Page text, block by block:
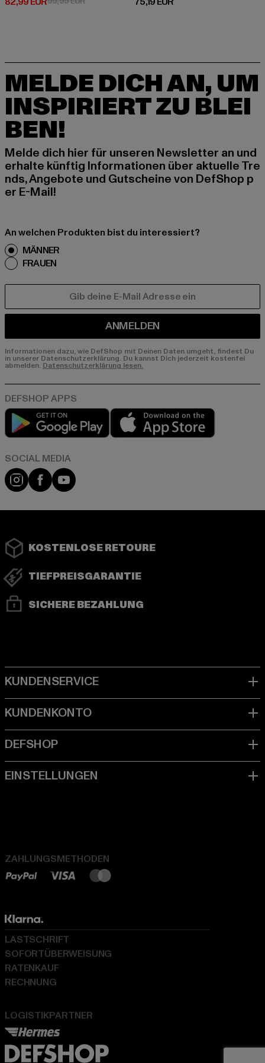
MELDE DICH AN, UM
INSPIRIERT ZU BLEI
BEN!
Melde dich hier für unseren Newsletter an und
erhalte künftig Informationen über aktuelle Tre
nds, Angebote und Gutscheine von DefShop p
er E-Mail!
An welchen Produkten bist du interessiert?
MÄNNER
FRAUEN
ANMELDEN
Informationen dazu, wie DefShop mit Deinen Daten umgeht, findest Du
in unserer Datenschutzerklärung. Du kannst Dich jederzeit kostenfei
abmelden. Datenschutzerklärung lesen.
Play market
Instagram
FacebookYouTube
KOSTENLOSE RETOURE
TIEFPREISGARANTIE
SICHERE BEZAHLUNG
ZAHLUNGSMETHODEN
LOGISTIKPARTNER
LASTSCHRIFT
SOFORTÜBERWEISUNG
RATENKAUF
RECHNUNG